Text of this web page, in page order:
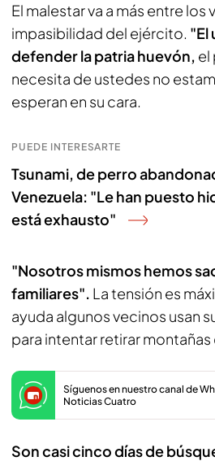
El malestar va a más entre los
impasibilidad del ejército. "El
defender la patria huevón, el
necesita de ustedes no
esperan en su cara.
PUEDE INTERESARTE
Tsunami, de perro
Venezuela: "Le han puesto
está exhausto"
"Nosotros mismos hemos
familiares". La tensión es
ayuda algunos vecinos usan
para intentar retirar
Síguenos en nuestro canal de
Noticias Cuatro
Son casi cinco días de